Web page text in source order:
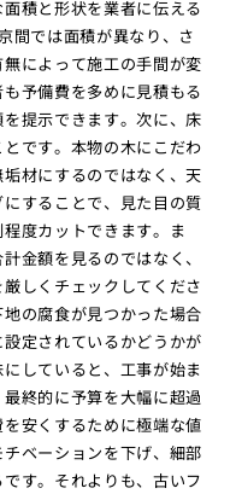
積と形状を業者に伝える
間では面積が異なり、さ
によって施工の手間が変
予備費を多めに見積もる
提示できます。次に、床
です。本物の木にこだわ
材にするのではなく、天
することで、見た目の質
度カットできます。ま
金額を見るのではなく、
しくチェックしてくださ
の腐食が見つかった場合
定されているかどうかが
していると、工事が始ま
終的に予算を大幅に超過
安くするために極端な値
ベーションを下げ、細部
す。それよりも、古いフ